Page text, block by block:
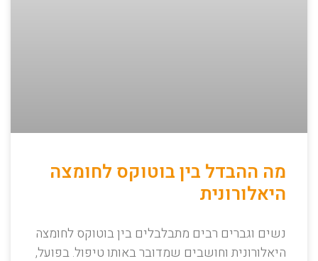
מה ההבדל בין בוטוקס לחומצה
היאלורונית
נשים וגברים רבים מתבלבלים בין בוטוקס לחומצה
היאלורונית וחושבים שמדובר באותו טיפול. בפועל,